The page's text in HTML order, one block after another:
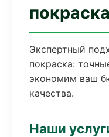
Экспертный
покраска:
экономим ваш
качества.
Наши